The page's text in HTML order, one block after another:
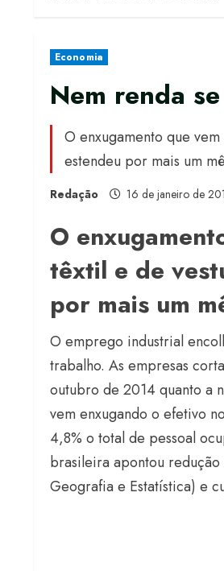
Economia
Nem renda
O enxugamento que
estendeu por mais um
Redação 16 de janeiro de
O
têxtil e de
por mais um
O emprego industrial
trabalho. As empresas
outubro de 2014 quanto a
vem enxugando o efetivo
4,8% o total de pessoal
brasileira apontou
Geografia e Estatística) e